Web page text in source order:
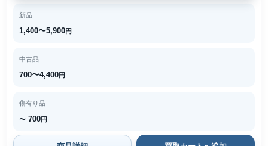
新品
1,400〜5,900円
中古品
700〜4,400円
傷有り品
〜 700円